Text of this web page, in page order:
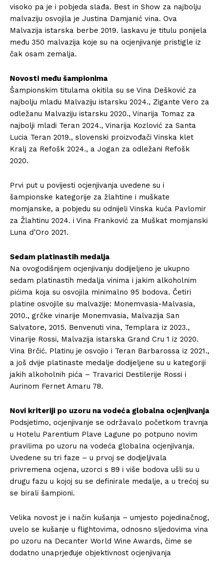
visoko pa je i pobjeda slađa. Best in Show za najbolju
malvaziju osvojila je Justina Damjanić vina. Ova
Malvazija istarska berbe 2019. laskavu je titulu ponijela
među 350 malvazija koje su na ocjenjivanje pristigle iz
čak osam zemalja.
Novosti među šampionima
Šampionskim titulama okitila su se Vina Dešković za
najbolju mladu Malvaziju istarsku 2024., Zigante Vero za
odležanu Malvaziju istarsku 2020., Vinarija Tomaz za
najbolji mladi Teran 2024., Vinarija Kozlović za Santa
Lucia Teran 2019., slovenski proizvođači Vinska klet
Kralj za Refošk 2024., a Jogan za odležani Refošk
2020.
Prvi put u povijesti ocjenjivanja uvedene su i
šampionske kategorije za žlahtine i muškate
momjanske, a pobjedu su odnijeli Vinska kuća Pavlomir
za Žlahtinu 2024. i Vina Franković za Muškat momjanski
Luna d’Oro 2021.
Sedam platinastih medalja
Na ovogodišnjem ocjenjivanju dodijeljeno je ukupno
sedam platinastih medalja vinima i jakim alkoholnim
pićima koja su osvojila minimalno 95 bodova. Četiri
platine osvojile su malvazije: Monemvasia-Malvasia,
2010., grčke vinarije Monemvasia, Malvazija San
Salvatore, 2015. Benvenuti vina, Templara iz 2023.,
Vinarije Rossi, Malvazija istarska Grand Cru 1 iz 2020.
Vina Brčić. Platinu je osvojio i Teran Barbarossa iz 2021.,
a još dvije platinaste medalje dodijeljene su u kategoriji
jakih alkoholnih pića – Travarici Destilerije Rossi i
Aurinom Fernet Amaru 78.
Novi kriteriji po uzoru na vodeća globalna ocjenjivanja
Podsjetimo, ocjenjivanje se održavalo početkom travnja
u Hotelu Parentium Plave Lagune po potpuno novim
pravilima po uzoru na vodeća globalna ocjenjivanja.
Uvedene su tri faze – u prvoj se dodjeljivala
privremena ocjena, uzorci s 89 i više bodova ušli su u
drugu fazu u kojoj su se definirale medalje, a u trećoj su
se birali šampioni.
Velika novost je i način kušanja – umjesto pojedinačnog,
uvelo se kušanje u flightovima, odnosno sljedovima vina
po uzoru na Decanter World Wine Awards, čime se
dodatno unaprjeđuje objektivnost ocjenjivanja